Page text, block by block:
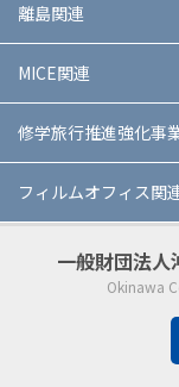
離島関連
MICE関連
修学旅行推進強化事
フィルムオフィス関
一般財団法人
Okinawa